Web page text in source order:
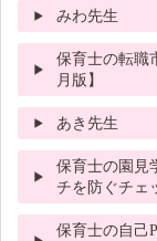
みわ先生
保育士の転職
月版】
あき先生
保育士の園見
チを防ぐチェ
保育士の自己